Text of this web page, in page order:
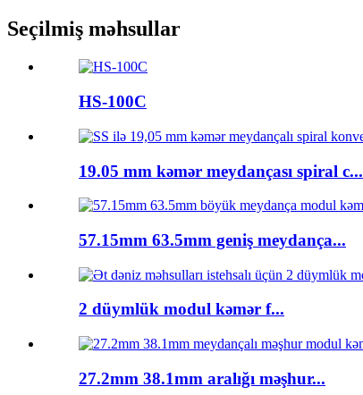
Seçilmiş məhsullar
HS-100C
19.05 mm kəmər meydançası spiral c...
57.15mm 63.5mm geniş meydança...
2 düymlük modul kəmər f...
27.2mm 38.1mm aralığı məşhur...